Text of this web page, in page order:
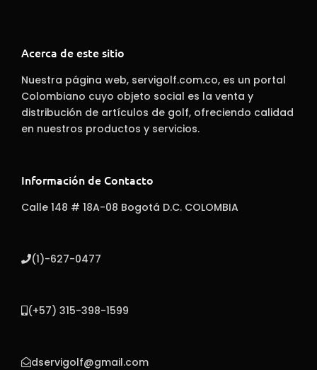
Acerca de este sitio
Nuestra página web, servigolf.com.co, es un portal
Colombiano cuyo objeto social es la venta y
distribución de artículos de golf, ofreciendo calidad
en nuestros productos y servicios.
Información de Contacto
Calle 148 # 18A-08 Bogotá D.C. COLOMBIA
(1)-627-0477
(+57) 315-398-1599
dservigolf@gmail.com